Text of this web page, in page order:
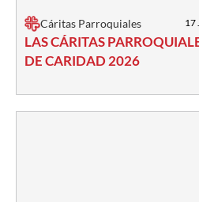
Cáritas Parroquiales 17
LAS CÁRITAS
DE CARIDAD 2026